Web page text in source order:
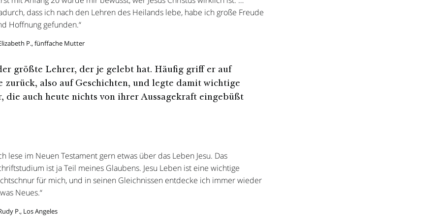
dass ich nach den Lehren des Heilands lebe, habe ich große Freude
Hoffnung gefunden.“
P., fünffache Mutter
der größte Lehrer, der je gelebt hat. Häufig griff er auf
zurück, also auf Geschichten, und legte damit wichtige
die auch heute nichts von ihrer Aussagekraft eingebüßt
lese im Neuen Testament gern etwas über das Leben Jesu. Das
ist ja Teil meines Glaubens. Jesu Leben ist eine wichtige
für mich, und in seinen Gleichnissen entdecke ich immer wieder
Neues.“
P., Los Angeles